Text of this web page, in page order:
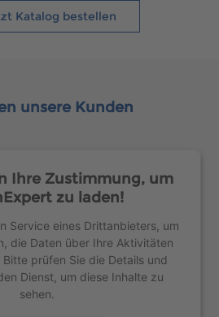
Katalog bestellen
unsere Kunden
Ihre Zustimmung, um
zu laden!
Service eines Drittanbieters, um
die Daten über Ihre Aktivitäten
Bitte prüfen Sie die Details und
Dienst, um diese Inhalte zu
sehen.